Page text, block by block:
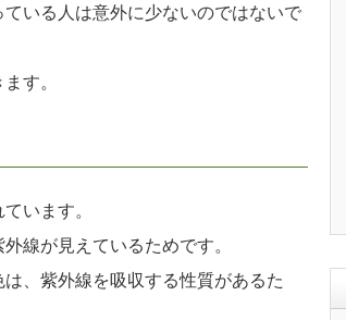
いる人は意外に少ないのではないで
す。
います。
線が見えているためです。
、紫外線を吸収する性質があるた